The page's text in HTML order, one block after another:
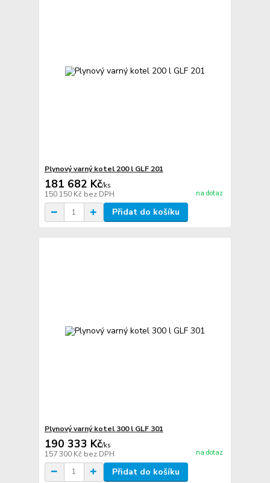
Plynový varný kotel 200 l GLF 201
181 682 Kč/ks
150 150 Kč bez DPH na dotaz
Přidat do košíku
Plynový varný kotel 300 l GLF 301
190 333 Kč/ks
157 300 Kč bez DPH na dotaz
Přidat do košíku